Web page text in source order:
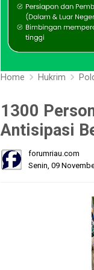
Home Hukrim
1300
Antisipasi
forumriau.com
Senin, 09